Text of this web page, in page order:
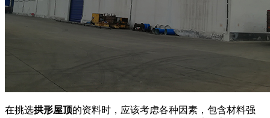
在挑选拱形屋顶的资料时，应该考虑各种因素，包含材料强